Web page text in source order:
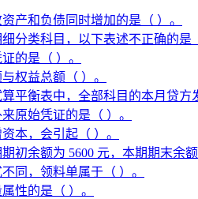
产和负债同时增加的是（ ）。
分类科目，以下表述不正确的是
的是（ ）。
权益总额（ ）。
平衡表中，全部科目的本月贷
原始凭证的是（ ）。
本，会引起（ ）。
初余额为 5600 元，本期期末
同，领料单属于（ ）。
性的是（ ）。